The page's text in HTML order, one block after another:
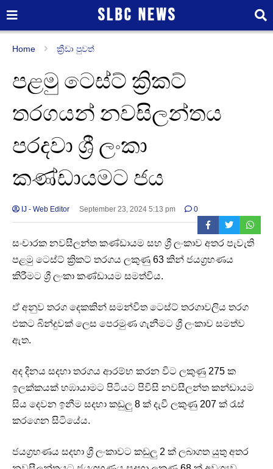
Home ක්‍රීඩා පුවත්
පළමු ටෙස්ට් ක්‍රිකට්
තරගයන් නවසිලන්තය
පරදවා ශ්‍රී ලංකා
කණ්ඩායමට ජය
IJ - Web Editor September 23, 2024 5:13 pm 0
සංචාරක නවසීලන්ත කණ්ඩායම සහ ශ්‍රී ලංකාව අතර පැවැති
පළමු ටෙස්ට් ක්‍රිකට් තරගය ලකුණු 63 කින් ජයග්‍රහණය
කිරීමට ශ්‍රී ලංකා කණ්ඩායම සමත්විය.
ඒ අනුව තරග දෙකකින් සමන්විත ටෙස්ට් තරගාවලිය තරග
එකට බින්දුවක් ලෙස පෙරමුණ ගැනීමට ශ්‍රී ලංකාව සමත්ව
ඇත.
අද දිනය සදහා තරගය ආරම්භ කරන විට ලකුණු 275 ක
ඉලක්කයක් හඹායාමට පිටියට පිවිසි නවසීලන්ත කන්ඩායම
සිය දෙවන ඉනීම සදහා කඩුලු 8 ක් දැවී ලකුණු 207 ක් රැස්
කරගෙන සිටියේය.
ජයග්‍රහණය සදහා ශ්‍රී ලංකාවට කඩුලු 2 ක් ලබාගත යුතු අතර